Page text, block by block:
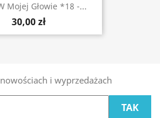
Mojej Głowie *18 -...
30,00 zł
i wyprzedażach